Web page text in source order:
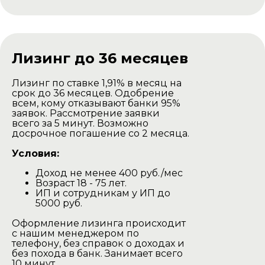
Лизинг до 36 месяцев
Лизинг по ставке 1,91% в месяц на
срок до 36 месяцев. Одобрение
всем, кому отказывают банки 95%
заявок. Рассмотрение заявки
всего за 5 минут. Возможно
досрочное погашение со 2 месяца.
Условия:
Доход не менее 400 руб./мес
Возраст 18 - 75 лет.
ИП и сотрудникам у ИП до
5000 руб.
Оформление лизинга происходит
с нашим менеджером по
телефону, без справок о доходах и
без похода в банк. Занимает всего
сборки
Баня доставляется в разобранном
виде на тентованной газеле.
Наша газель проезжаедет в любом
дачном участке.
Выгрузка производится своими
силами.
Минск и Минская область